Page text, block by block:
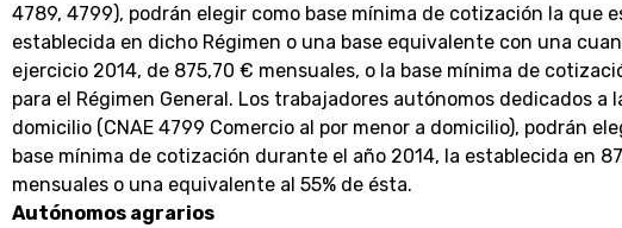
4789, 4799), podrán elegir como base mínima de cotización la que
establecida en dicho Régimen o una base equivalente con una
ejercicio 2014, de 875,70 € mensuales, o la base mínima de
para el Régimen General. Los trabajadores autónomos dedicados a
domicilio (CNAE 4799 Comercio al por menor a domicilio), podrán
base mínima de cotización durante el año 2014, la establecida en
mensuales o una equivalente al 55% de ésta.
Autónomos agrarios